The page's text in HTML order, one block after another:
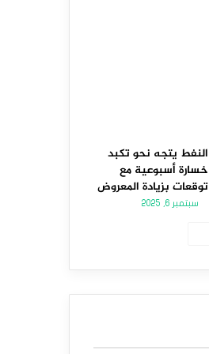
النفط يتجه نحو تكبد
خسارة أسبوعية مع
توقعات بزيادة المعروض
سبتمبر 6, 2025